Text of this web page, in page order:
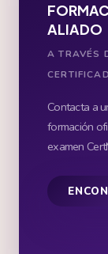
ALIADO
A TRAVÉS
Contacta a
formación
examen